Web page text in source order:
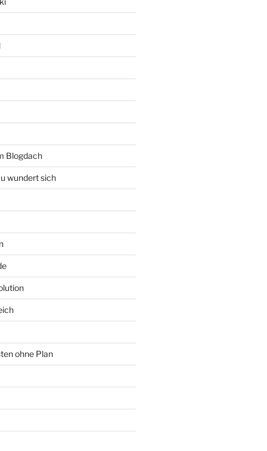
Blogdach
wundert sich
ohne Plan